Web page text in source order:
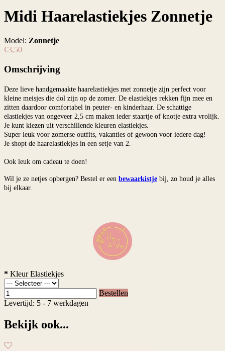
Midi Haarelastiekjes Zonnetje
Model: Zonnetje
€3,50
Omschrijving
Deze lieve handgemaakte haarelastiekjes met zonnetje zijn perfect voor
kleine meisjes die dol zijn op de zomer. De elastiekjes rekken fijn mee en
zitten daardoor comfortabel in peuter- en kinderhaar. De schattige
elastiekjes van ongeveer 2,5 cm maken ieder staartje of knotje extra vrolijk.
Je kunt kiezen uit verschillende kleuren elastiekjes.
Super leuk voor zomerse outfits, vakanties of gewoon voor iedere dag!
Je shopt de haarelastiekjes in een setje van 2.
Ook leuk om cadeau te doen!
Wil je ze netjes opbergen? Bestel er een bewaarkistje bij, zo houd je alles
bij elkaar.
* Kleur Elastiekjes
Bestellen
Levertijd: 5 - 7 werkdagen
Bekijk ook...